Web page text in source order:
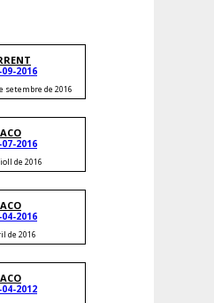
2016
setembre de 2016
2016
de 2016
2016
de 2016
2012